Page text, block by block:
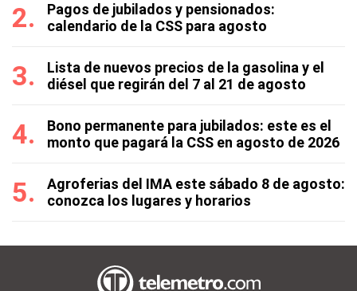
Pagos de jubilados y pensionados:
calendario de la CSS para agosto
Lista de nuevos precios de la gasolina y el
diésel que regirán del 7 al 21 de agosto
Bono permanente para jubilados: este es el
monto que pagará la CSS en agosto de 2026
Agroferias del IMA este sábado 8 de agosto:
conozca los lugares y horarios